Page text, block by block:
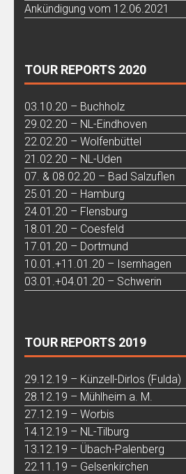
Ankündigung vom 12.06.2021
TOUR REPORTS 2020
03.10.20 – Buchholz
29.02.20 – NL-Eindhoven
22.02.20 – Wolfenbüttel
21.02.20 – NL-Uden
07. & 08.02.20 – Bad Salzuflen
25.01.20 – Hamburg
24.01.20 – Flensburg
18.01.20 – Coesfeld
17.01.20 – Dortmund
10.01.+11.01.20 – Isernhagen
03.01.+04.01.20 – Schwerin
TOUR REPORTS 2019
29.12.19 – Künzell-Dirlos (Fulda)
28.12.19 – Mühlheim a. M.
27.12.19 – Worbis
14.12.19 – NL-Tilburg
13.12.19 – Übach-Palenberg
22.11.19 – Gelsenkirchen